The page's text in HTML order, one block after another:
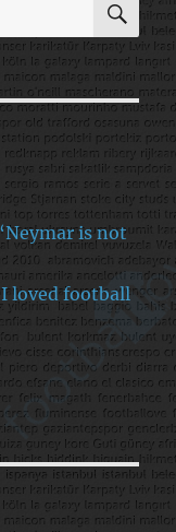
is not
I loved football